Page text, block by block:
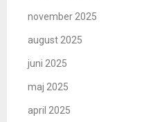
november 2025
august 2025
juni 2025
maj 2025
april 2025